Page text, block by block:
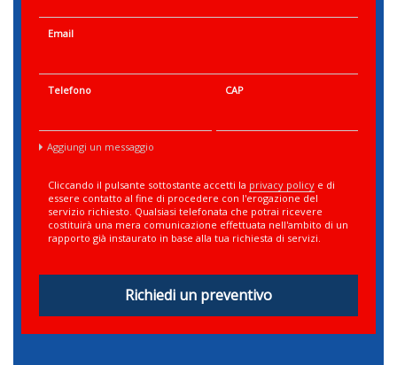
Email
Telefono CAP
Aggiungi un messaggio
Cliccando il pulsante sottostante accetti la privacy policy e di
essere contatto al fine di procedere con l'erogazione del
servizio richiesto. Qualsiasi telefonata che potrai ricevere
costituirà una mera comunicazione effettuata nell'ambito di un
rapporto già instaurato in base alla tua richiesta di servizi.
Richiedi un preventivo